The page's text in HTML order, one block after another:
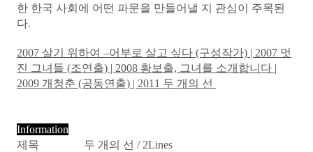
한 한국 사회에 어떤 파문을 만들어낼 지 관심이 주목된
다.
2007 살기 위하여 –어부로 살고 싶다 (구성작가) | 2007 멋
진 그녀들 (조연출) | 2008 황보출, 그녀를 소개합니다 |
2009 개청춘 (공동연출) | 2011 두 개의 선
Information
제목
두 개의 선 / 2Lines